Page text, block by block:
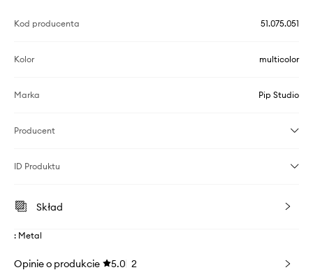
Kod producenta 51.075.051
Kolor multicolor
Marka Pip Studio
Producent
ID Produktu
Skład
: Metal
Opinie o produkcie 5.0 2